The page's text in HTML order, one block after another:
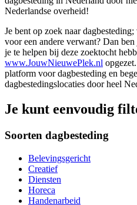
Nederlandse overheid!
Je bent op zoek naar
voor een andere verwant? Dan
je te helpen bij deze zoektocht
www.JouwNieuwePlek.nl
platform voor dagbesteding en
dagbestedingslocaties door heel
Je kunt eenvoudig
Soorten dagbesteding
Belevingsgericht
Creatief
Diensten
Horeca
Handenarbeid